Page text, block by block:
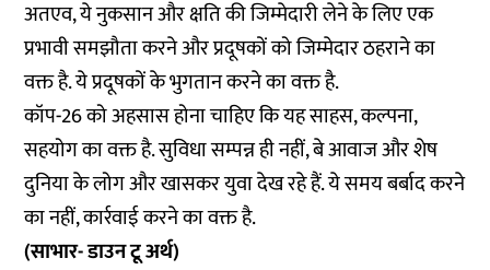
अतएव, ये नुकसान और क्षति की जिम्मेदारी लेने के लिए एक
प्रभावी समझौता करने और प्रदूषकों को जिम्मेदार ठहराने का
वक्त है. ये प्रदूषकों के भुगतान करने का वक्त है.
कॉप-26 को अहसास होना चाहिए कि यह साहस, कल्पना,
सहयोग का वक्त है. सुविधा सम्पन्न ही नहीं, बे आवाज और शेष
दुनिया के लोग और खासकर युवा देख रहे हैं. ये समय बर्बाद करने
का नहीं, कार्रवाई करने का वक्त है.
(साभार- डाउन टू अर्थ)